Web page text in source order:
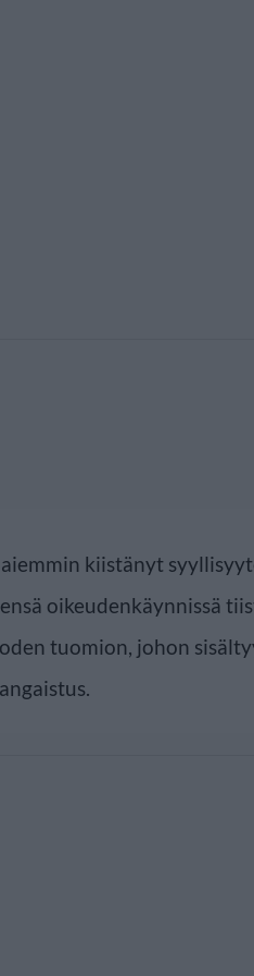
aiemmin kiistänyt
oikeudenkäynnissä
tuomion, johon